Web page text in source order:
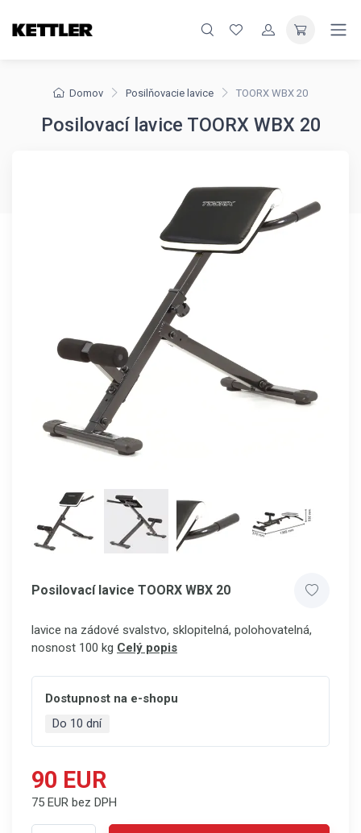
Domov Posilňovacie lavice TOORX WBX 20
Posilovací lavice TOORX WBX 20
Posilovací lavice TOORX WBX 20
lavice na zádové svalstvo, sklopitelná, polohovatelná,
nosnost 100 kg Celý popis
Dostupnost na e-shopu
Do 10 dní
90 EUR
75 EUR bez DPH